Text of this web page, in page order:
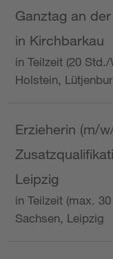
Ganztag an
in Kirchbarkau
in Teilzeit (20
Holstein,
Erzieherin (m/
Leipzig
in Teilzeit (max.
Sachsen, Leipzig